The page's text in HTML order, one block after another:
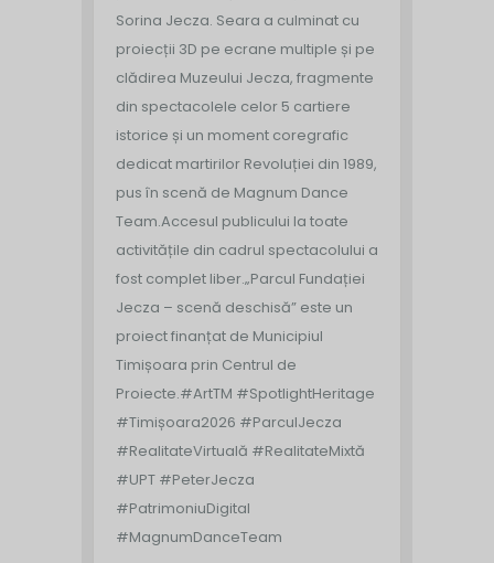
Sorina Jecza. Seara a culminat cu
proiecții 3D pe ecrane multiple și pe
clădirea Muzeului Jecza, fragmente
din spectacolele celor 5 cartiere
istorice și un moment coregrafic
dedicat martirilor Revoluției din 1989,
pus în scenă de Magnum Dance
Team.Accesul publicului la toate
activitățile din cadrul spectacolului a
fost complet liber.„Parcul Fundației
Jecza – scenă deschisă” este un
proiect finanțat de Municipiul
Timișoara prin Centrul de
Proiecte.#ArtTM #SpotlightHeritage
#Timișoara2026 #ParculJecza
#RealitateVirtuală #RealitateMixtă
#UPT #PeterJecza
#PatrimoniuDigital
#MagnumDanceTeam